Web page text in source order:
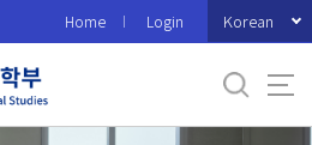
Home Login Korean